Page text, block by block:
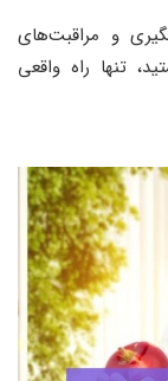
و مراقبت‌های
تنها راه واقعی